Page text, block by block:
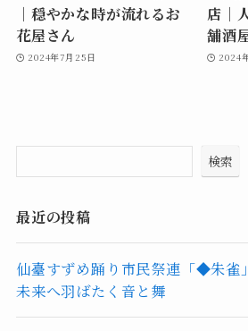
｜穏やかな時が流れるお
花屋さん
2024年7月25日
店｜
舗酒
2024
検索
最近の投稿
仙臺すずめ踊り市民祭連「◆朱雀
未来へ羽ばたく音と舞